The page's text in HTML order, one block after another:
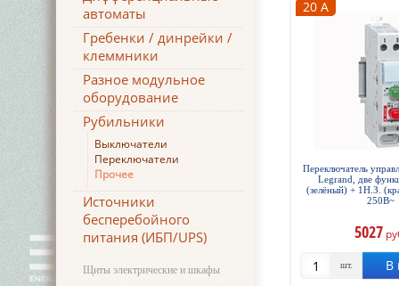
автоматы
Гребенки / динрейки /
клеммники
Разное модульное
оборудование
Рубильники
Выключатели
Переключатели
Прочее
Источники
бесперебойного
питания (ИБП/UPS)
Щиты электрические и шкафы
20 А
Переключатель
Legrand, две
(зелёный) + 1Н.З.
250В~
5027
шт. В